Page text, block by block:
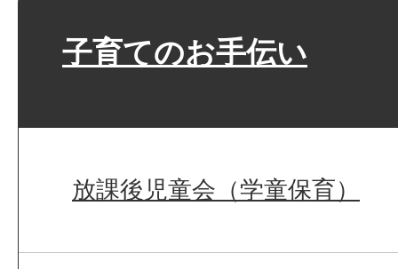
子育てのお手伝い
放課後児童会（学童保育）